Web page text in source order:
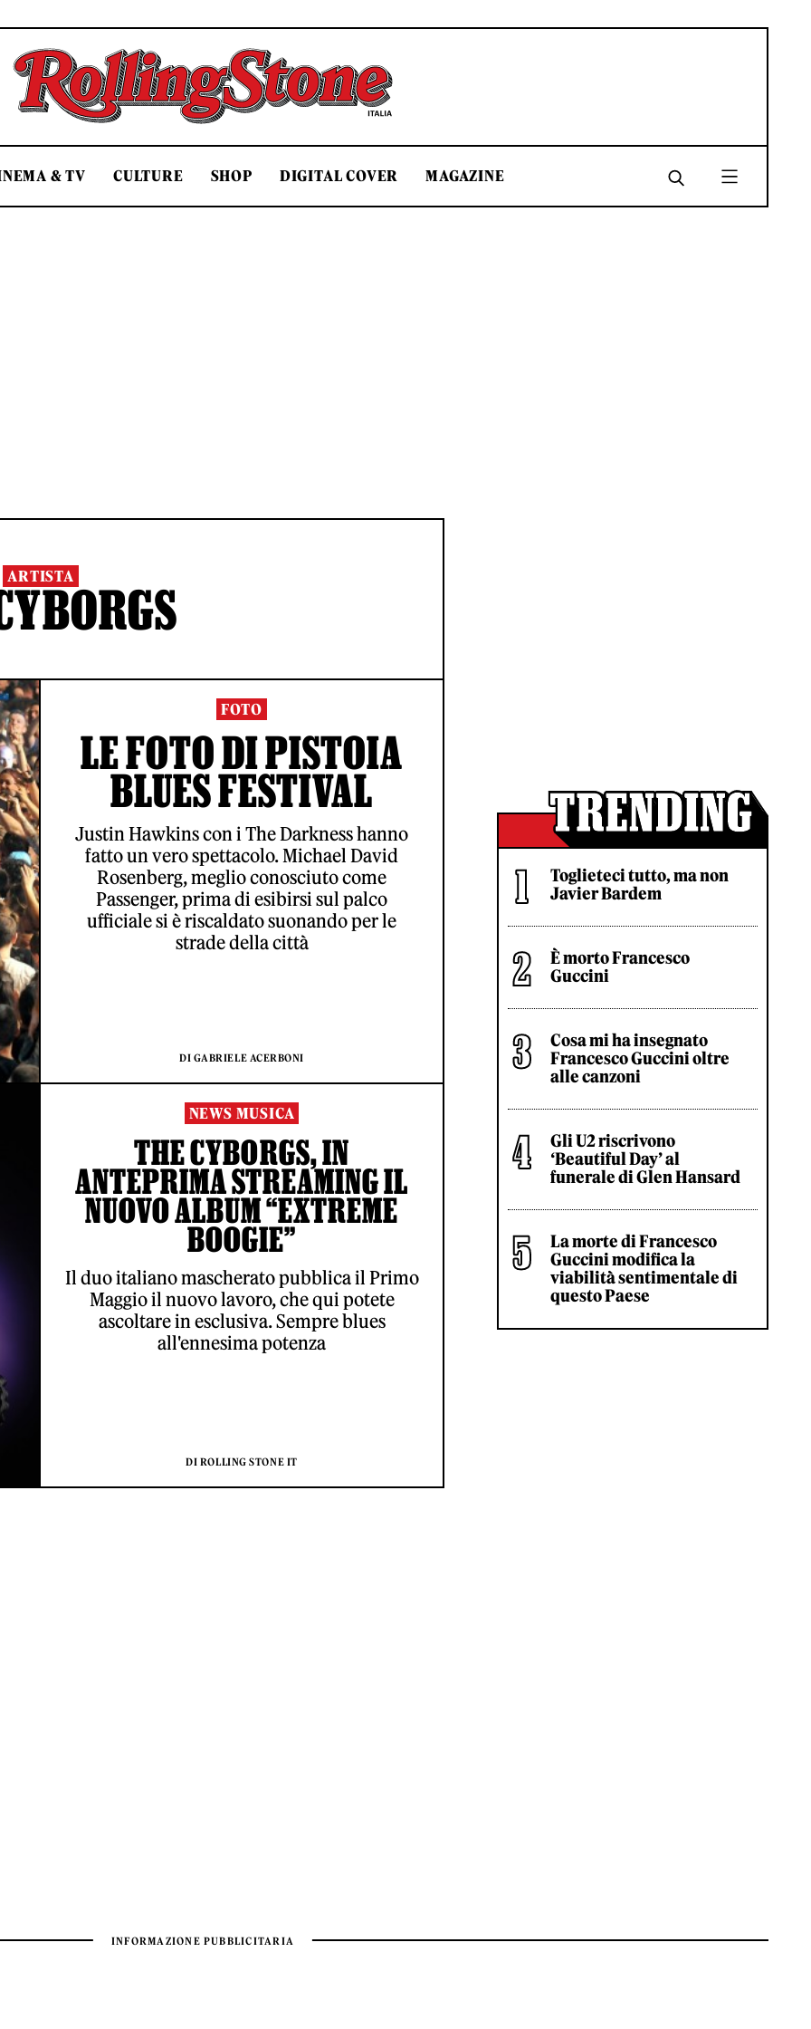
Rolling Stone Italia
& TV CULTURE SHOP DIGITAL COVER MAGAZINE
ARTISTA
FOTO
LE FOTO DI PISTOIA
BLUES FESTIVAL
Justin Hawkins con i The Darkness hanno
fatto un vero spettacolo. Michael David
Rosenberg, meglio conosciuto come
Passenger, prima di esibirsi sul palco
ufficiale si è riscaldato suonando per le
strade della città
DI GABRIELE ACERBONI
NEWS MUSICA
THE CYBORGS, IN
ANTEPRIMA STREAMING IL
NUOVO ALBUM “EXTREME
BOOGIE”
Il duo italiano mascherato pubblica il Primo
Maggio il nuovo lavoro, che qui potete
ascoltare in esclusiva. Sempre blues
all'ennesima potenza
DI ROLLING STONE IT
Toglieteci tutto, ma non
Javier Bardem
È morto Francesco
Guccini
Cosa mi ha insegnato
Francesco Guccini oltre
alle canzoni
Gli U2 riscrivono
‘Beautiful Day’ al
funerale di Glen Hansard
La morte di Francesco
Guccini modifica la
viabilità sentimentale di
questo Paese